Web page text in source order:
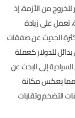
من الأزمة، إذ
تعمل على زيادة
كثرة الحديث عن صفقات
للدولار كعملة
إلى البحث عن
مما يعكس مكانة
التضخم وتقلبات